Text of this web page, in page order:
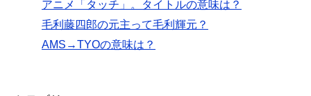
アニメ「タッチ」。タイトルの意味は？
毛利藤四郎の元主って毛利輝元？
AMS→TYOの意味は？